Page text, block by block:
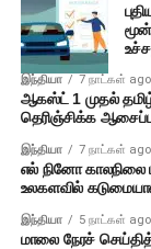
இந்தியா 7 நாட்கள் ago
ஆகஸ்ட் 1 முதல்
தெரிஞ்சிக்க
இந்தியா 7 நாட்கள் ago
எல் நினோ காலநிலை
உலகளவில்
இந்தியா 5 நாட்கள் ago
மாலை நேரச்